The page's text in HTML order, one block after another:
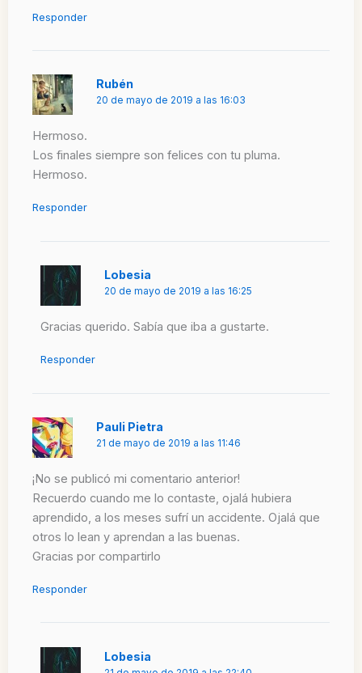
Responder
Rubén
20 de mayo de 2019 a las 16:03
Hermoso.
Los finales siempre son felices con tu pluma.
Hermoso.
Responder
Lobesia
20 de mayo de 2019 a las 16:25
Gracias querido. Sabía que iba a gustarte.
Responder
Pauli Pietra
21 de mayo de 2019 a las 11:46
¡No se publicó mi comentario anterior!
Recuerdo cuando me lo contaste, ojalá hubiera
aprendido, a los meses sufrí un accidente. Ojalá que
otros lo lean y aprendan a las buenas.
Gracias por compartirlo
Responder
Lobesia